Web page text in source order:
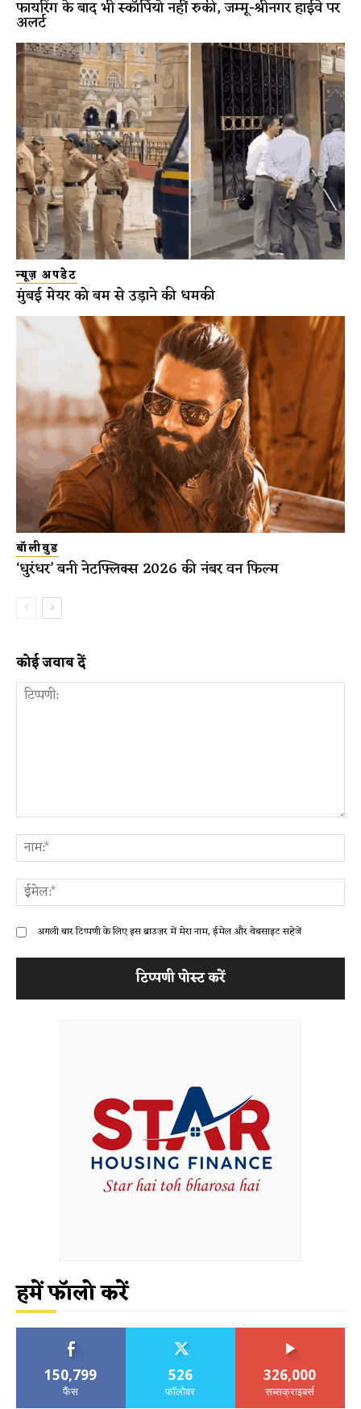
फायरिंग के बाद भी स्कॉर्पियो नहीं रुकी, जम्मू-श्रीनगर हाईवे पर
अलर्ट
न्यूज़ अपडेट
मुंबई मेयर को बम से उड़ाने की धमकी
बॉलीवुड
‘धुरंधर’ बनी नेटफ्लिक्स 2026 की नंबर वन फिल्म
कोई जवाब दें
अगली बार टिप्पणी के लिए इस ब्राउज़र में मेरा नाम, ईमेल और वेबसाइट सहेजें
हमें फॉलो करें
150,799
फैंस
526
फॉलोवर
326,000
सब्सक्राइबर्स